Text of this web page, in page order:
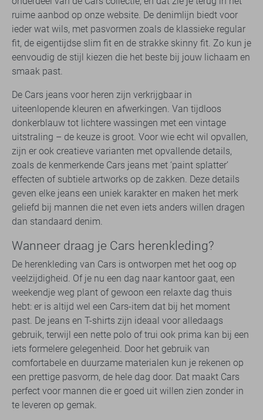
ruime aanbod op onze website. De denimlijn biedt voor
ieder wat wils, met pasvormen zoals de klassieke regular
fit, de eigentijdse slim fit en de strakke skinny fit. Zo kun je
eenvoudig de stijl kiezen die het beste bij jouw lichaam en
smaak past.
De Cars jeans voor heren zijn verkrijgbaar in
uiteenlopende kleuren en afwerkingen. Van tijdloos
donkerblauw tot lichtere wassingen met een vintage
uitstraling – de keuze is groot. Voor wie echt wil opvallen,
zijn er ook creatieve varianten met opvallende details,
zoals de kenmerkende Cars jeans met ‘paint splatter’
effecten of subtiele artworks op de zakken. Deze details
geven elke jeans een uniek karakter en maken het merk
geliefd bij mannen die net even iets anders willen dragen
dan standaard denim.
Wanneer draag je Cars herenkleding?
De herenkleding van Cars is ontworpen met het oog op
veelzijdigheid. Of je nu een dag naar kantoor gaat, een
weekendje weg plant of gewoon een relaxte dag thuis
hebt: er is altijd wel een Cars-item dat bij het moment
past. De jeans en T-shirts zijn ideaal voor alledaags
gebruik, terwijl een nette polo of trui ook prima kan bij een
iets formelere gelegenheid. Door het gebruik van
comfortabele en duurzame materialen kun je rekenen op
een prettige pasvorm, de hele dag door. Dat maakt Cars
perfect voor mannen die er goed uit willen zien zonder in
te leveren op gemak.